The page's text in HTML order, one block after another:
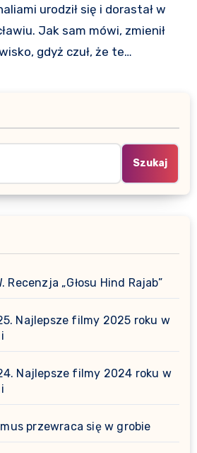
urodził się i dorastał w
Jak sam mówi, zmienił
gdyż czuł, że te…
Szukaj
Recenzja „Głosu Hind Rajab”
Najlepsze filmy 2025 roku w
Najlepsze filmy 2024 roku w
przewraca się w grobie